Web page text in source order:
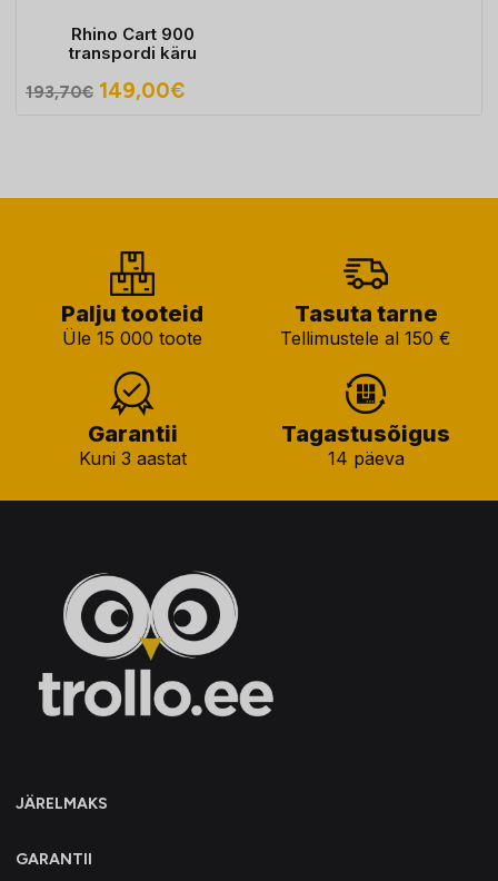
Rhino Cart 900
transpordi käru
193,70€ Algne
149,00€Praegune
Palju tooteid
Üle 15 000 toote
Tasuta tarne
Tellimustele al 150 €
Garantii
Kuni 3 aastat
Tagastusõigus
14 päeva
JÄRELMAKS
GARANTII